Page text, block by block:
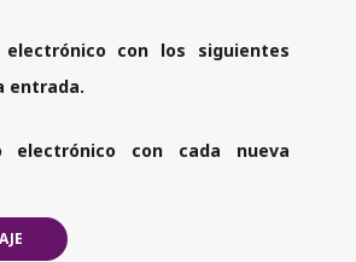
con los siguientes
entrada.
electrónico con cada nueva